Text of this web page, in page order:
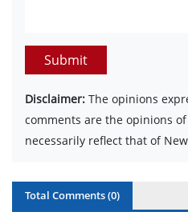
Submit
Disclaimer: The opinions
comments are the opinions
necessarily reflect that of
Total Comments (0)